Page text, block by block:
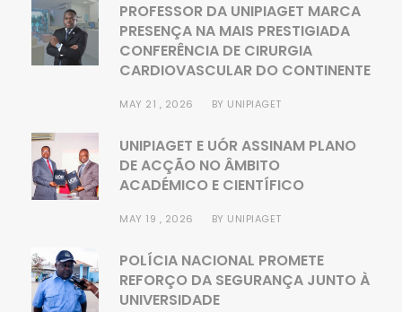
PROFESSOR DA UNIPIAGET MARCA
PRESENÇA NA MAIS PRESTIGIADA
CONFERÊNCIA DE CIRURGIA
CARDIOVASCULAR DO CONTINENTE
MAY 21 , 2026 BY UNIPIAGET
UNIPIAGET E UÓR ASSINAM PLANO
DE ACÇÃO NO ÂMBITO
ACADÉMICO E CIENTÍFICO
MAY 19 , 2026 BY UNIPIAGET
POLÍCIA NACIONAL PROMETE
REFORÇO DA SEGURANÇA JUNTO À
UNIVERSIDADE